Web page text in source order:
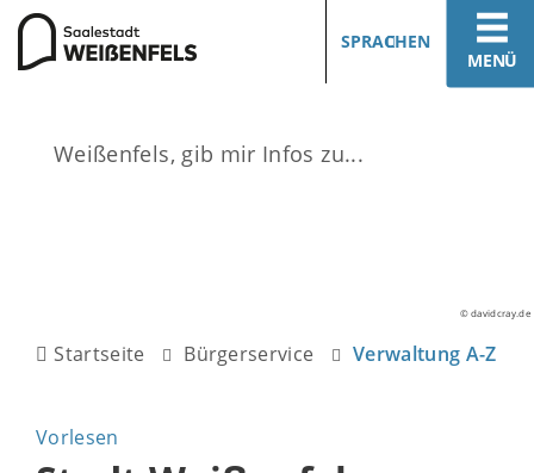
MENÜ
SPRACHEN
© davidcray.de
Startseite Bürgerservice Verwaltung A-Z
Vorlesen